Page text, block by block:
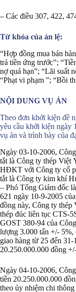
– Các điều 307, 422,
Từ khóa của án lệ:
“Hợp đồng mua bán
trả tiền ứng trước”;
nợ quá hạn”; “Lãi suất
“Phạt vi phạm ”; “Bồi
NỘI DUNG VỤ ÁN
Theo đơn khởi kiện đề
yêu cầu khởi kiện ngày
vụ án và trình bày của
Ngày 03-10-2006,
tắt là Công ty thép Việt
HĐKT với Công ty cổ
tắt là Công ty kim khí
– Phó Tổng Giám đốc
621 ngày 10-9-2005
đồng này, Công ty thép
thép đúc liên tục CTS-
GOST 380-94 của
lượng 3.000 tấn +/- 5%,
giao hàng từ 25 đến
20.250.000.000 đồng
Ngày 04-10-2006,
tiền 20.250.000.000
theo ủy nhiệm chi